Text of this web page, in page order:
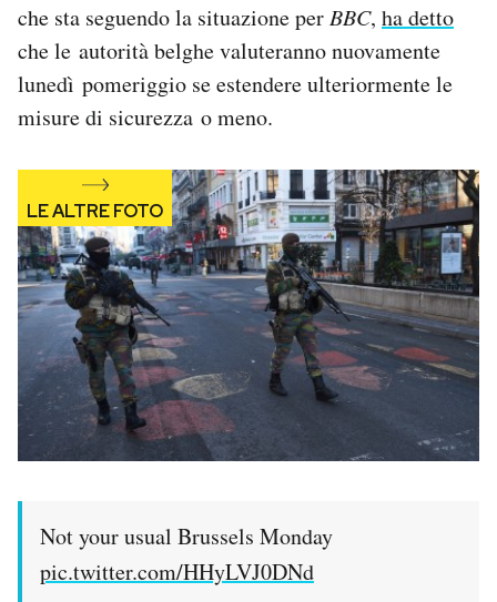
che sta seguendo la situazione per BBC, ha detto
che le autorità belghe valuteranno nuovamente
lunedì pomeriggio se estendere ulteriormente le
misure di sicurezza o meno.
Not your usual Brussels Monday
pic.twitter.com/HHyLVJ0DNd